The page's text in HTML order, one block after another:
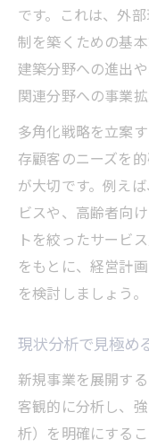
です。これは、外
制を築くための基
建築分野への進出
関連分野への事業
多角化戦略を立案
存顧客のニーズを
が大切です。例え
ビスや、高齢者向
トを絞ったサービ
をもとに、経営計
を検討しましょう。
現状分析で見極め
新規事業を展開す
客観的に分析し、
析）を明確にする